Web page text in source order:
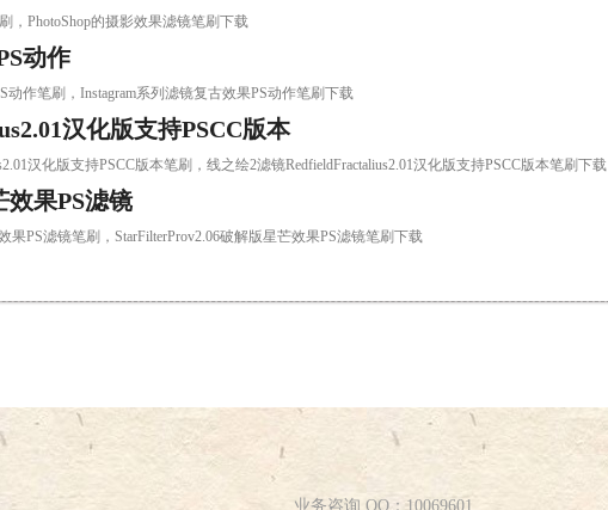
，PhotoShop的摄影效果滤镜笔刷下载
动作
动作笔刷，Instagram系列滤镜复古效果PS动作笔刷下载
汉化版支持PSCC版本
汉化版支持PSCC版本笔刷，线之绘2滤镜RedfieldFractalius2.01汉化版支持PSCC版本笔刷下载
果PS滤镜
果PS滤镜笔刷，StarFilterProv2.06破解版星芒效果PS滤镜笔刷下载
业务咨询 QQ：10069601